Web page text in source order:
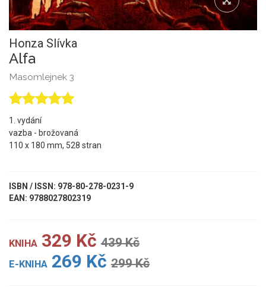
Honza Slívka
Alfa
Masomlejnek 3
1. vydání
vazba - brožovaná
110 x 180 mm, 528 stran
ISBN / ISSN: 978-80-278-0231-9
EAN: 9788027802319
KNIHA 329 Kč 439 Kč
E-KNIHA 269 Kč 299 Kč